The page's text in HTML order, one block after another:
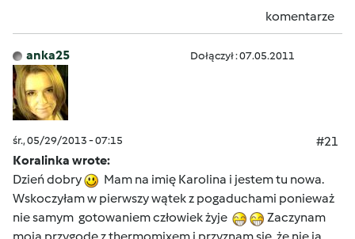
komentarze
anka25 Dołączył : 07.05.2011
śr., 05/29/2013 - 07:15
#21
Koralinka wrote:
Dzień dobry
Mam na imię Karolina i jestem tu nowa.
Wskoczyłam w pierwszy wątek z pogaduchami ponieważ
nie samym gotowaniem człowiek żyje
Zaczynam